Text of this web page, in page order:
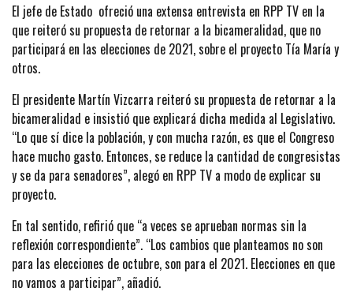
El jefe de Estado ofreció una extensa entrevista en RPP TV en la
que reiteró su propuesta de retornar a la bicameralidad, que no
participará en las elecciones de 2021, sobre el proyecto Tía María y
otros.
El presidente Martín Vizcarra reiteró su propuesta de retornar a la
bicameralidad e insistió que explicará dicha medida al Legislativo.
“Lo que sí dice la población, y con mucha razón, es que el Congreso
hace mucho gasto. Entonces, se reduce la cantidad de congresistas
y se da para senadores”, alegó en RPP TV a modo de explicar su
proyecto.
En tal sentido, refirió que “a veces se aprueban normas sin la
reflexión correspondiente”. “Los cambios que planteamos no son
para las elecciones de octubre, son para el 2021. Elecciones en que
no vamos a participar”, añadió.